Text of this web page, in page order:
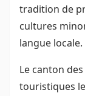
tradition de
cultures
langue locale.
Le canton
touristiques